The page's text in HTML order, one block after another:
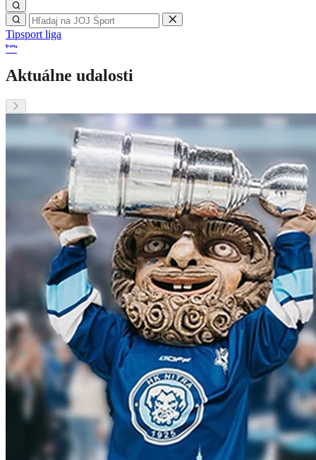
Tipsport liga
Aktuálne udalosti